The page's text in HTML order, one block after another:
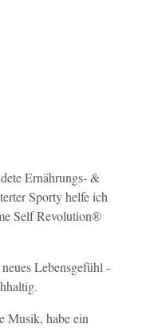
Ernährungs- &
Sporty helfe ich
Self Revolution®
Lebensgefühl -
Musik, habe ein